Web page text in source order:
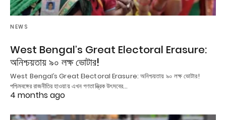
NEWS
West Bengal’s Great Electoral Erasure:
অনিশ্চয়তায় ৯০ লক্ষ ভোটার!
West Bengal’s Great Electoral Erasure: অনিশ্চয়তায় ৯০ লক্ষ ভোটার!
পশ্চিমবঙ্গের রাজনীতির হাওয়ায় এখন গণতান্ত্রিক উৎসবের…
4 months ago